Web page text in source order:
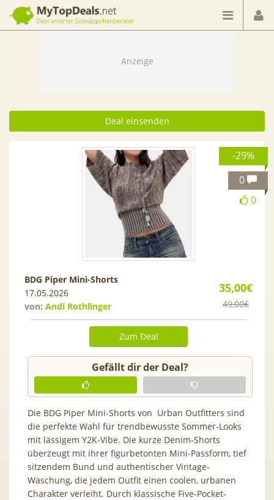
Dein smarter Schnäppchenberater
Deal einsenden
-29%
0
0
35,00€
49,00€
BDG Piper Mini-Shorts
17.05.2026
von: Andi Rothlinger
Zum Deal
Gefällt dir der Deal?
Die BDG Piper Mini-Shorts von Urban Outfitters sind
die perfekte Wahl für trendbewusste Sommer-Looks
mit lässigem Y2K-Vibe. Die kurze Denim-Shorts
überzeugt mit ihrer figurbetonten Mini-Passform, tief
sitzendem Bund und authentischer Vintage-
Waschung, die jedem Outfit einen coolen, urbanen
Charakter verleiht. Durch klassische Five-Pocket-